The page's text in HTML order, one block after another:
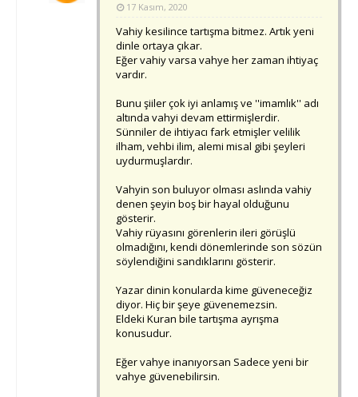
17 Kasım, 2020
Vahiy kesilince tartışma bitmez. Artık yeni
dinle ortaya çıkar.
Eğer vahiy varsa vahye her zaman ihtiyaç
vardır.
Bunu şiiler çok iyi anlamış ve ''imamlık'' adı
altında vahyi devam ettirmişlerdir.
Sünniler de ihtiyacı fark etmişler velilik
ilham, vehbi ilim, alemi misal gibi şeyleri
uydurmuşlardır.
Vahyin son buluyor olması aslında vahiy
denen şeyin boş bir hayal olduğunu
gösterir.
Vahiy rüyasını görenlerin ileri görüşlü
olmadığını, kendi dönemlerinde son sözün
söylendiğini sandıklarını gösterir.
Yazar dinin konularda kime güveneceğiz
diyor. Hiç bir şeye güvenemezsin.
Eldeki Kuran bile tartışma ayrışma
konusudur.
Eğer vahye inanıyorsan Sadece yeni bir
vahye güvenebilirsin.